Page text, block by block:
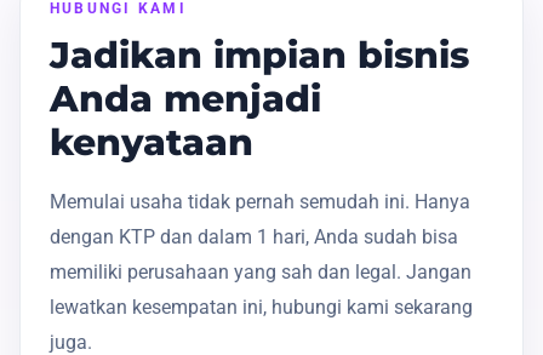
HUBUNGI KAMI
Jadikan impian bisnis
Anda menjadi
kenyataan
Memulai usaha tidak pernah semudah ini. Hanya
dengan KTP dan dalam 1 hari, Anda sudah bisa
memiliki perusahaan yang sah dan legal. Jangan
lewatkan kesempatan ini, hubungi kami sekarang
juga.